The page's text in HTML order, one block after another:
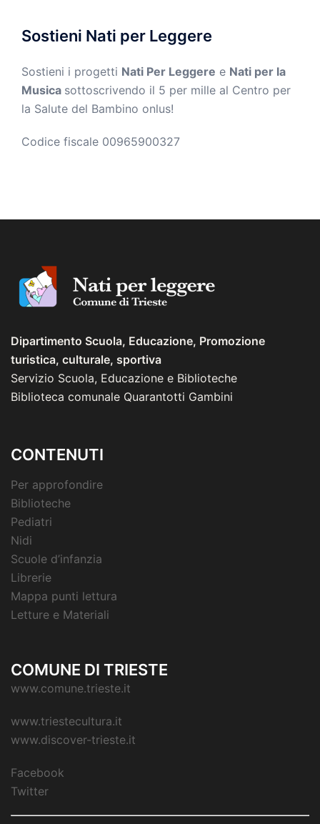
Sostieni Nati per Leggere
Sostieni i progetti Nati Per Leggere e Nati per la
Musica sottoscrivendo il 5 per mille al Centro per
la Salute del Bambino onlus!
Codice fiscale 00965900327
Dipartimento Scuola, Educazione, Promozione
turistica, culturale, sportiva
Servizio Scuola, Educazione e Biblioteche
Biblioteca comunale Quarantotti Gambini
CONTENUTI
Per approfondire
Biblioteche
Pediatri
Nidi
Scuole d’infanzia
Librerie
Mappa punti lettura
Letture e Materiali
COMUNE DI TRIESTE
www.comune.trieste.it
www.triestecultura.it
www.discover-trieste.it
Facebook
Twitter